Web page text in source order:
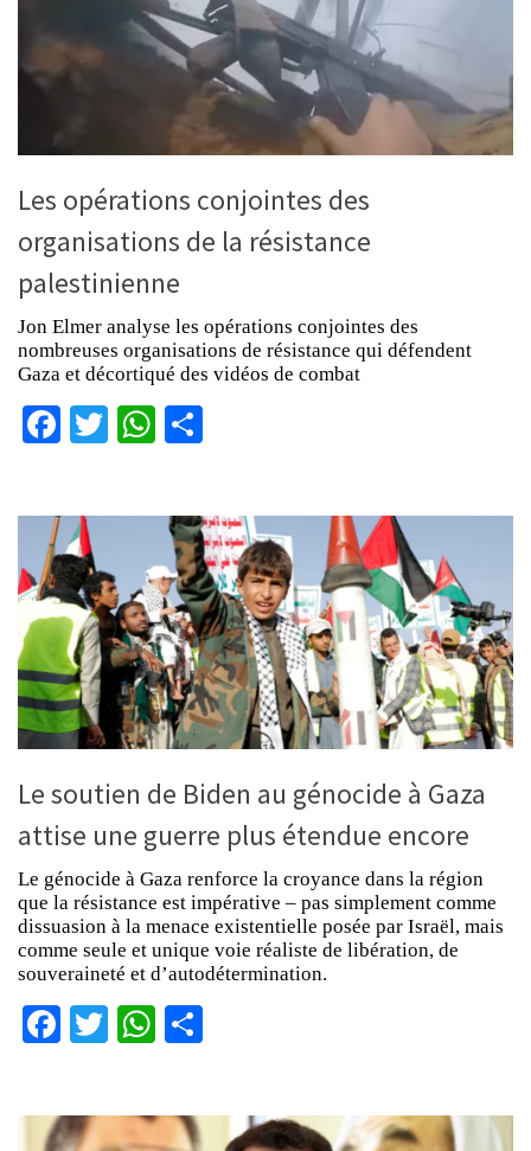
Les opérations conjointes des
organisations de la résistance
palestinienne
Jon Elmer analyse les opérations conjointes des
nombreuses organisations de résistance qui défendent
Gaza et décortiqué des vidéos de combat
Facebook
TwitterWhatsApp
Le soutien de Biden au génocide à Gaza
attise une guerre plus étendue encore
Le génocide à Gaza renforce la croyance dans la région
que la résistance est impérative – pas simplement comme
dissuasion à la menace existentielle posée par Israël, mais
comme seule et unique voie réaliste de libération, de
souveraineté et d’autodétermination.
Facebook
TwitterWhatsApp